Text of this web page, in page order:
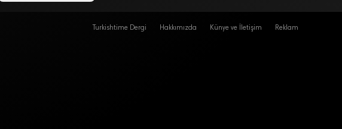
Turkishtime Dergi Hakkımızda Künye ve İletişim Reklam